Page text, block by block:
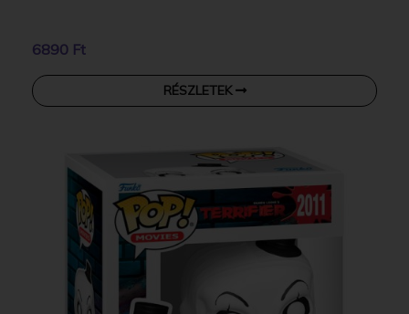
6890 Ft
RÉSZLETEK